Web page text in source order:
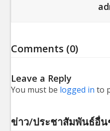
Comments (0)
Leave a Reply
You must be logged in to
ข่าว/ประชาสัมพันธ์อื่น